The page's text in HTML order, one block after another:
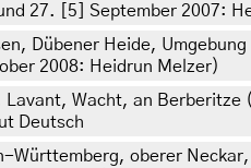
27. [5] September 2007:
Dübener Heide,
2008: Heidrun Melzer)
Wacht, an Berberitze
Deutsch
Württemberg, oberer